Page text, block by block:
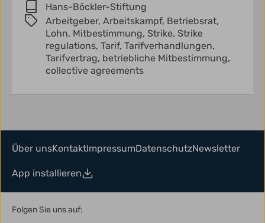
Hans-Böckler-Stiftung
Arbeitgeber, Arbeitskampf, Betriebsrat,
Lohn, Mitbestimmung, Strike, Strike
regulations, Tarif, Tarifverhandlungen,
Tarifvertrag, betriebliche Mitbestimmung,
collective agreements
Über unsKontaktImpressumDatenschutzNewsletter
App installieren
Folgen Sie uns auf: